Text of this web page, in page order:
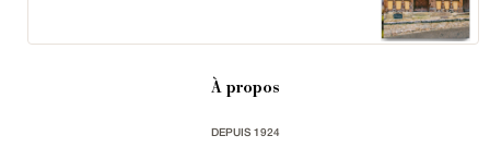
À propos
DEPUIS 1924